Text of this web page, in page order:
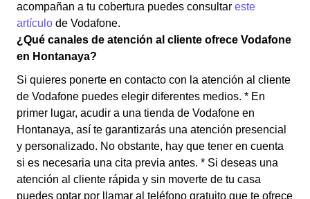
acompañan a tu cobertura puedes consultar este
artículo de Vodafone.
¿Qué canales de atención al cliente ofrece Vodafone
en Hontanaya?
Si quieres ponerte en contacto con la atención al cliente
de Vodafone puedes elegir diferentes medios. * En
primer lugar, acudir a una tienda de Vodafone en
Hontanaya, así te garantizarás una atención presencial
y personalizado. No obstante, hay que tener en cuenta
si es necesaria una cita previa antes. * Si deseas una
atención al cliente rápida y sin moverte de tu casa
puedes optar por llamar al teléfono gratuito que te ofrece